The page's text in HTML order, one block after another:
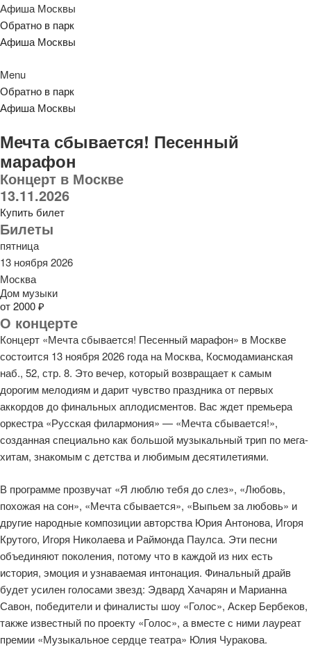
Афиша Москвы
Обратно в парк
Афиша Москвы
Menu
Обратно в парк
Афиша Москвы
Мечта сбывается! Песенный
марафон
Концерт в Москве
13.11.2026
Купить билет
Билеты
пятница
13 ноября 2026
Москва
Дом музыки
от 2000 ₽
О концерте
Концерт «Мечта сбывается! Песенный марафон» в Москве
состоится 13 ноября 2026 года на Москва, Космодамианская
наб., 52, стр. 8. Это вечер, который возвращает к самым
дорогим мелодиям и дарит чувство праздника от первых
аккордов до финальных аплодисментов. Вас ждет премьера
оркестра «Русская филармония» — «Мечта сбывается!»,
созданная специально как большой музыкальный трип по мега-
хитам, знакомым с детства и любимым десятилетиями.
В программе прозвучат «Я люблю тебя до слез», «Любовь,
похожая на сон», «Мечта сбывается», «Выпьем за любовь» и
другие народные композиции авторства Юрия Антонова, Игоря
Крутого, Игоря Николаева и Раймонда Паулса. Эти песни
объединяют поколения, потому что в каждой из них есть
история, эмоция и узнаваемая интонация. Финальный драйв
будет усилен голосами звезд: Эдвард Хачарян и Марианна
Савон, победители и финалисты шоу «Голос», Аскер Бербеков,
также известный по проекту «Голос», а вместе с ними лауреат
премии «Музыкальное сердце театра» Юлия Чуракова.